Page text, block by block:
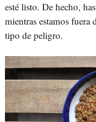
esté listo. De hecho,
mientras estamos fuera
tipo de peligro.